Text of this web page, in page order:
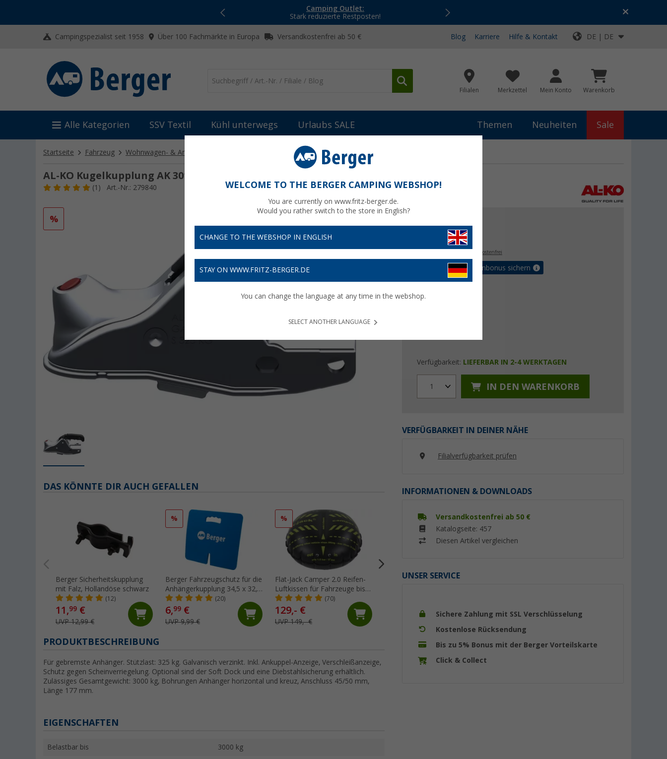
Camping Outlet:
Stark reduzierte Restposten!
Top-Deals für dein Abenteuer!
Campingspezialist seit 1958 Über 100 Fachmärkte in Europa Versandkostenfrei ab 50 € Blog Karriere Hilfe & Kontakt DE | DE
Filialen Merkzettel Mein Konto Warenkorb
Alle Kategorien SSV Textil Kühl unterwegs Urlaubs SALE Themen Neuheiten Sale
Startseite Fahrzeug Wohnwagen- & Anhängertechnik AL-KO Kugelkupplung AK 301 Profi
AL-KO Kugelkupplung AK 301 Profi
(1) Art.-Nr.: 279840
%
108,- €
versandkostenfrei
€ Vorteilskartenbonus sichern
Verfügbarkeit: LIEFERBAR IN 2-4 WERKTAGEN
1 IN DEN WARENKORB
VERFÜGBARKEIT IN DEINER NÄHE
Filialverfügbarkeit prüfen
INFORMATIONEN & DOWNLOADS
Versandkostenfrei ab 50 €
Katalogseite: 457
Diesen Artikel vergleichen
UNSER SERVICE
Sichere Zahlung mit SSL Verschlüsselung
Kostenlose Rücksendung
Bis zu 5% Bonus mit der Berger Vorteilskarte
Click & Collect
DAS KÖNNTE DIR AUCH GEFALLEN
Berger Sicherheitskupplung
mit Falz, Hollandöse schwarz
(12)
11,99 €
UVP 12,99 €
%
Berger Fahrzeugschutz für die
Anhängerkupplung 34,5 x 32,1
cm
(20)
6,99 €
UVP 9,99 €
%
Flat-Jack Camper 2.0 Reifen-
Luftkissen für Fahrzeuge bis 6
Tonnen & bis 305 mm
Reifenbreite
(70)
129,- €
UVP 149,- €
Berger Caravan
%
3, €
PRODUKTBESCHREIBUNG
Für gebremste Anhänger. Stützlast: 325 kg. Galvanisch verzinkt. Inkl. Ankuppel-Anzeige, Verschleißanzeige,
Schutz gegen Scheinverriegelung. Optional sind der Soft Dock und eine Diebstahlsicherung erhältlich.
Zulässiges Gesamtgewicht: 3000 kg, Bohrungen Anhänger horizontal und kreuz, Anschluss 45/50 mm,
Länge 177 mm.
EIGENSCHAFTEN
Belastbar bis 3000 kg
WELCOME TO THE BERGER CAMPING WEBSHOP!
You are currently on www.fritz-berger.de.
Would you rather switch to the store in English?
CHANGE TO THE WEBSHOP IN ENGLISH
STAY ON WWW.FRITZ-BERGER.DE
You can change the language at any time in the webshop.
SELECT ANOTHER LANGUAGE